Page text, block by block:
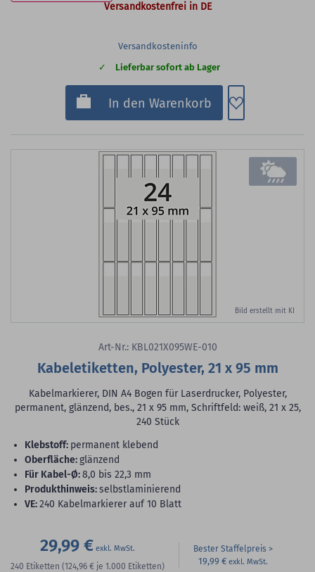
Versandkostenfrei in DE
Versandkosteninfo
Lieferbar sofort ab Lager
In den Warenkorb Zum
Bild erstellt mit KI
Art-Nr.: KBL021X095WE-010
Kabeletiketten, Polyester, 21 x 95 mm
Kabelmarkierer, DIN A4 Bogen für Laserdrucker, Polyester,
permanent, glänzend, bes., 21 x 95 mm, Schriftfeld: weiß, 21 x 25,
240 Stück
Klebstoff: permanent klebend
Oberfläche:glänzend
für Kabel-Ø:8,0 bis 22,3 mm
Produkthinweis:selbstlaminierend
VE:240 Kabelmarkierer auf 10 Blatt
29,99 €
240 Etiketten (124,96 € je 1.000 Etiketten)
Bester Staffelpreis
19,99 €